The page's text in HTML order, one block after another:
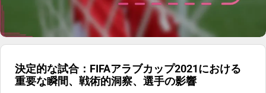
決定的な試合：FIFAアラブカップ2021における
重要な瞬間、戦術的洞察、選手の影響